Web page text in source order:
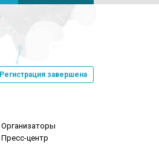
Регистрация завершена
Организаторы
Пресс-центр